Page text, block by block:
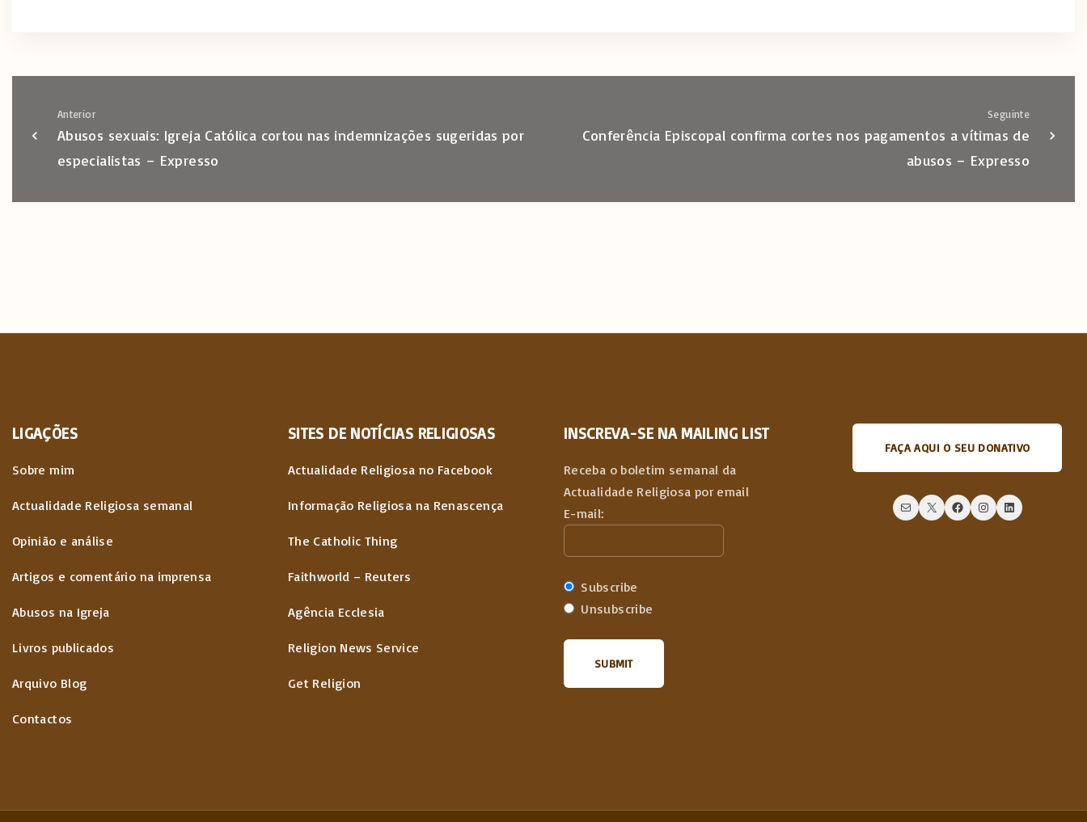
Anterior
Abusos sexuais: Igreja Católica cortou nas indemnizações sugeridas por
especialistas – Expresso
Seguinte
Conferência Episcopal confirma cortes nos pagamentos a vítimas de
abusos – Expresso
LIGAÇÕES
Sobre mim
Actualidade Religiosa semanal
Opinião e análise
Artigos e comentário na imprensa
Abusos na Igreja
Livros publicados
Arquivo Blog
Contactos
SITES DE NOTÍCIAS RELIGIOSAS
Actualidade Religiosa no Facebook
Informação Religiosa na Renascença
The Catholic Thing
Faithworld – Reuters
Agência Ecclesia
Religion News Service
Get Religion
INSCREVA-SE NA MAILING LIST
Receba o boletim semanal da
Actualidade Religiosa por email
E-mail:
Subscribe
Unsubscribe
FAÇA AQUI O SEU DONATIVO
Mail X Facebook Instagram LinkedIn